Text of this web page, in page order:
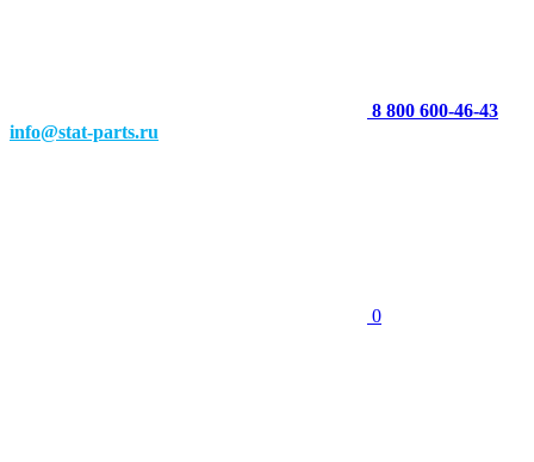
8 800 600-46-43
info@stat-parts.ru
0